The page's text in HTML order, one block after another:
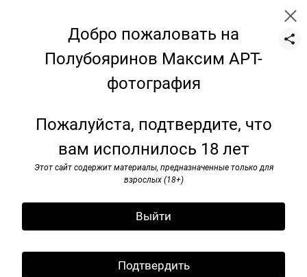
Добро пожаловать на
Полубояринов Максим АРТ-
фотография
Пожалуйста, подтвердите, что
вам исполнилось 18 лет
Этот сайт содержит материалы, предназначенные только для
взрослых (18+)
Выйти
Подтвердить
Натюрморт